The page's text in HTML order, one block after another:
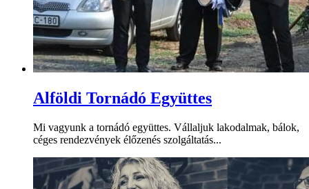
Alföldi Tornádó Együttes
Mi vagyunk a tornádó együttes. Vállaljuk lakodalmak, bálok,
céges rendezvények élőzenés szolgáltatás...